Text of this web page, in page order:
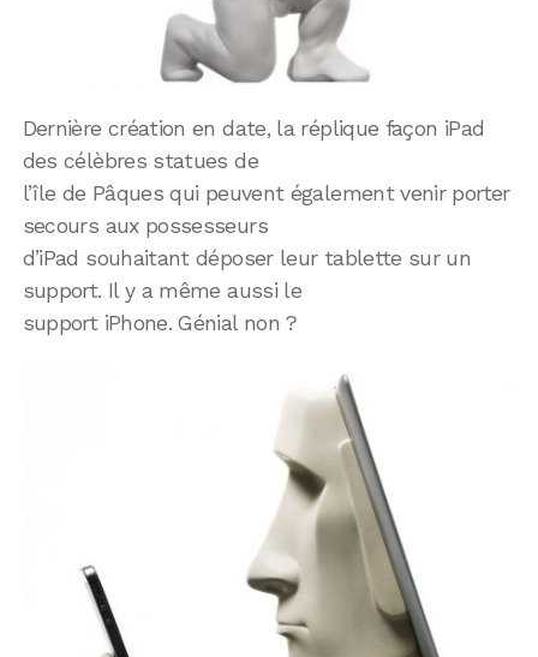
Dernière création en date, la réplique façon iPad
des célèbres statues de
l’île de Pâques qui peuvent également venir porter
secours aux possesseurs
d’iPad souhaitant déposer leur tablette sur un
support. Il y a même aussi le
support iPhone. Génial non ?